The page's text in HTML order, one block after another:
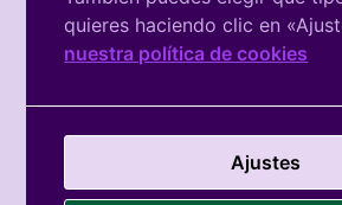
quieres haciendo clic en
nuestra política de cookies
Ajustes